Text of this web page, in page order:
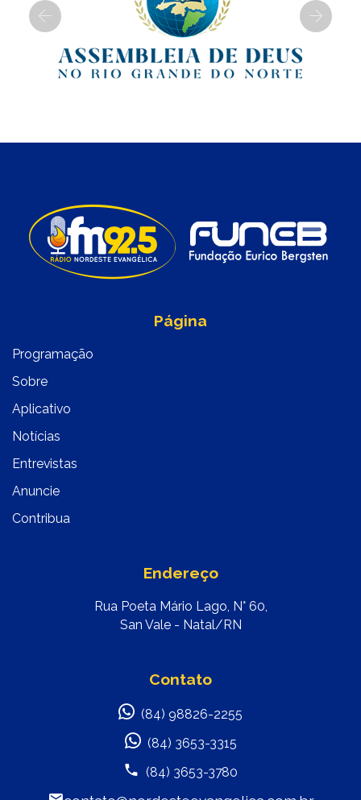
Previous Next
Página
Programação
Sobre
Aplicativo
Notícias
Entrevistas
Anuncie
Contribua
Endereço
Rua Poeta Mário Lago, N° 60,
San Vale - Natal/RN
Contato
(84) 98826-2255
(84) 3653-3315
(84) 3653-3780